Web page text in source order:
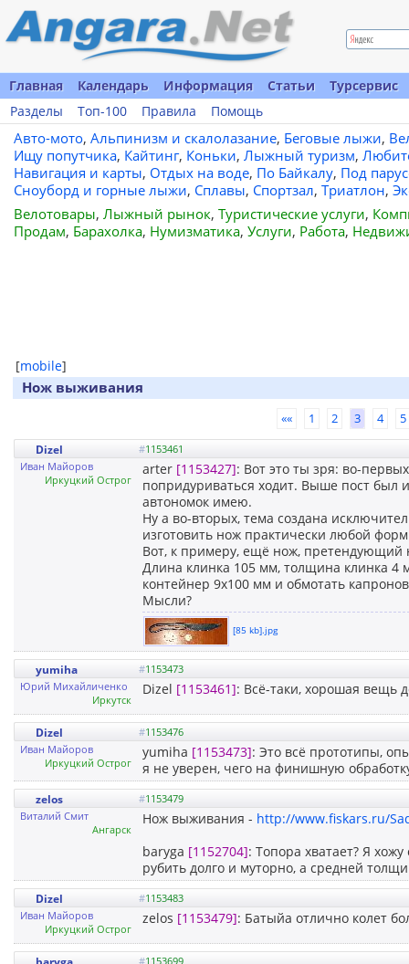
Главная Календарь Информация Статьи
Турсервис
Разделы
Топ-100 Правила Помощь
Авто-мото, Альпинизм и скалолазание, Беговые лыжи,
Ищу попутчика, Кайтинг, Коньки, Лыжный туризм,
Навигация и карты, Отдых на воде, По Байкалу, Под
Сноуборд и горные лыжи, Сплавы, Спортзал, Триатлон,
Велотовары, Лыжный рынок, Туристические услуги,
Продам, Барахолка, Нумизматика, Услуги, Работа,
[mobile]
Нож выживания
«« 1 2 3 4 5
Dizel #1153461
Иван Майоров
Иркуцкий Острог
arter [1153427]: Вот это ты зря: во-
попридуриваться ходит. Выше пост был
автономок имею.
Ну а во-вторых, тема создана
изготовить нож практически любой
Вот, к примеру, ещё нож, претендующий
Длина клинка 105 мм, толщина клинка 4
контейнер 9х100 мм и обмотать
Мысли?
[85 kb].jpg
yumiha #1153473
Юрий Михайличенко
Иркутск
Dizel [1153461]: Всё-таки, хорошая вещь
Dizel #1153476
Иван Майоров
Иркуцкий Острог
yumiha [1153473]: Это всё прототипы,
я не уверен, чего на финишную
zelos #1153479
Виталий Смит
Ангарск
Нож выживания - http://www.fiskars.ru/
baryga [1152704]: Топора хватает? Я
рубить долго и муторно, а средней
Dizel #1153483
Иван Майоров
Иркуцкий Острог
zelos [1153479]: Батыйа отлично колет
#1153699